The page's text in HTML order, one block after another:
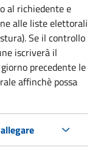
al richiedente e
alle liste elettorali
Se il controllo
iscriverà il
precedente le
affinchè possa